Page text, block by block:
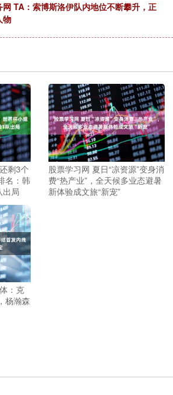
TA：索博斯洛伊队内地位不断攀升，正
物
剩3个
名：韩
出局
股票学习网 夏日“凉资源”变身消
费“热产业”，全天候多业态避暑
新体验成文旅“新宠”
：克
杨瀚森